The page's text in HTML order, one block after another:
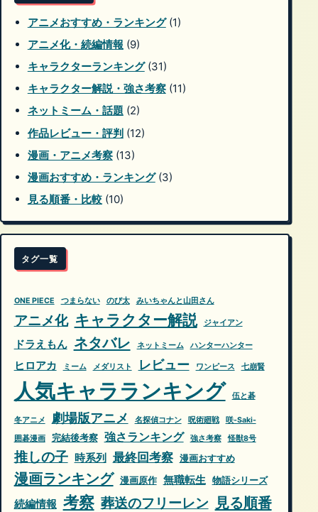
アニメおすすめ・ランキング(1)
アニメ化・続編情報 (9)
キャラクターランキング(31)
キャラクター解説・強さ考察(11)
ネットミーム・話題 (2)
作品レビュー・評判(12)
漫画・アニメ考察(13)
漫画おすすめ・ランキング(3)
見る順番・比較(10)
タグ一覧
ONE PIECE つまらない のび太 みいちゃんと山田さん
アニメ化 キャラクター解説 ジャイアン
ドラえもん ネタバレ ネットミーム ハンターハンター
ヒロアカ ミーム メダリスト レビュー ワンピース 七崩賢
人気キャラランキング 伍と碁
冬アニメ 劇場版アニメ 名探偵コナン 呪術廻戦
咲-Saki-
囲碁漫画
完結後考察 強さランキング 強さ考察 怪獣8号
推しの子 時系列 最終回考察 漫画おすすめ
漫画ランキング 漫画原作 無職転生 物語シリーズ
続編情報 考察 葬送のフリーレン 見る順番